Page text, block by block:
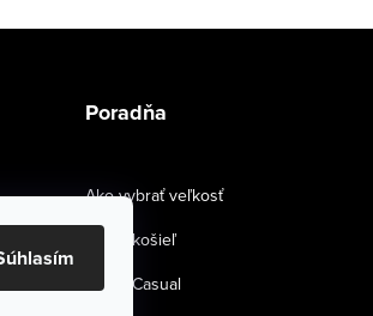
Poradňa
Ako vybrať veľkosť
Strihy košieľ
Smart Casual